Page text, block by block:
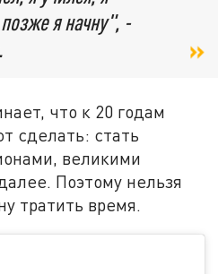
я начну", -
что к 20 годам
сделать: стать
великими
Поэтому нельзя
тратить время.